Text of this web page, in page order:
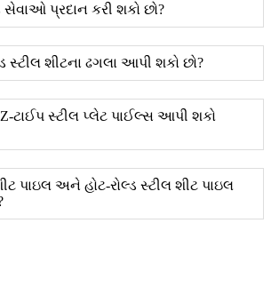
પ્રદાન કરી શકો છો?
સ્ટીલ શીટના ઢગલા આપી શકો છો?
ટાઈપ સ્ટીલ પ્લેટ પાઈલ્સ આપી શકો
પાઇલ અને હોટ-રોલ્ડ સ્ટીલ શીટ પાઇલ